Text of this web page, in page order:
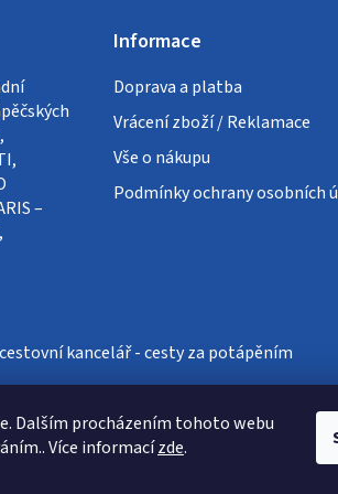
Dalším procházením tohoto webu
Více informacízde.
–
Informace
Doprava a platba
Vrácení zboží / Reklamace
Vše o nákupu
Podmínky ochrany osobních
cestovní kancelář - cesty za potápěním